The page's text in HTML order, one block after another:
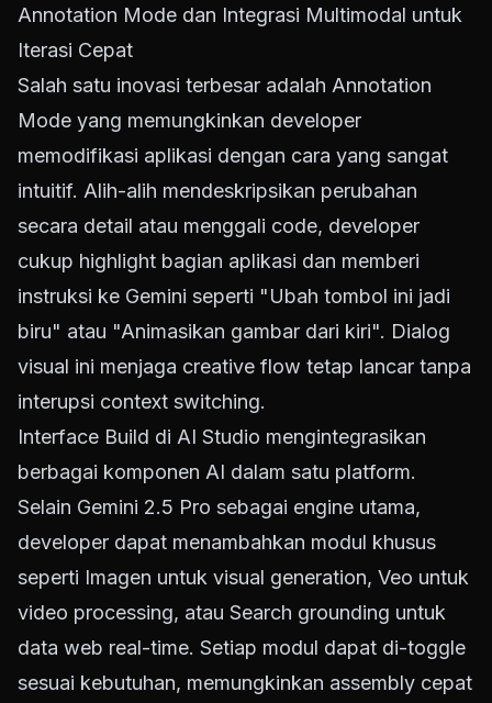
Annotation Mode dan Integrasi Multimodal untuk
Iterasi Cepat
Salah satu inovasi terbesar adalah Annotation
Mode yang memungkinkan developer
memodifikasi aplikasi dengan cara yang sangat
intuitif. Alih-alih mendeskripsikan perubahan
secara detail atau menggali code, developer
cukup highlight bagian aplikasi dan memberi
instruksi ke Gemini seperti "Ubah tombol ini jadi
biru" atau "Animasikan gambar dari kiri". Dialog
visual ini menjaga creative flow tetap lancar tanpa
interupsi context switching.
Interface Build di AI Studio mengintegrasikan
berbagai komponen AI dalam satu platform.
Selain Gemini 2.5 Pro sebagai engine utama,
developer dapat menambahkan modul khusus
seperti Imagen untuk visual generation, Veo untuk
video processing, atau Search grounding untuk
data web real-time. Setiap modul dapat di-toggle
sesuai kebutuhan, memungkinkan assembly cepat